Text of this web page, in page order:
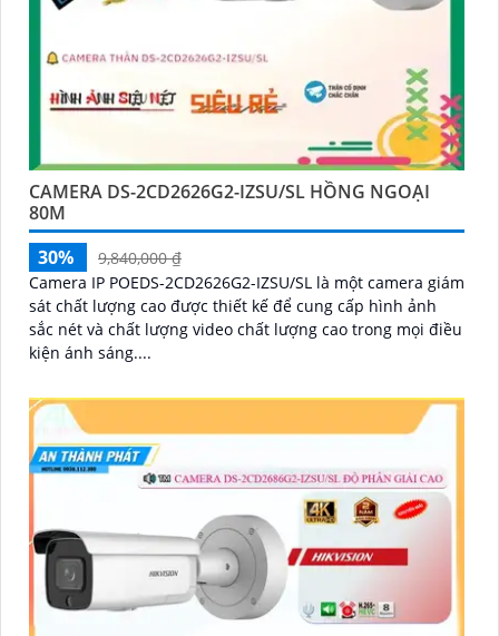
CAMERA DS-2CD2626G2-IZSU/SL HỒNG NGOẠI
80M
30%
9,840,000 ₫
Camera IP POEDS-2CD2626G2-IZSU/SL là một camera giám
sát chất lượng cao được thiết kế để cung cấp hình ảnh
sắc nét và chất lượng video chất lượng cao trong mọi điều
kiện ánh sáng....